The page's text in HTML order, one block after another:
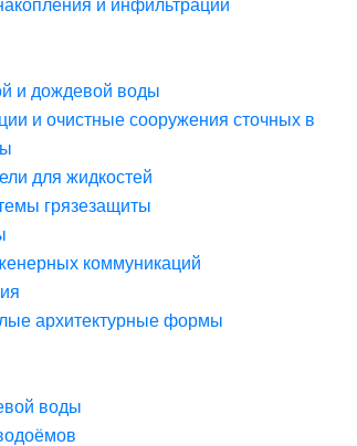
и инфильтрации
и дождевой воды
и очистные сооружения сточных в
для жидкостей
грязезащиты
коммуникаций
архитектурные формы
воды